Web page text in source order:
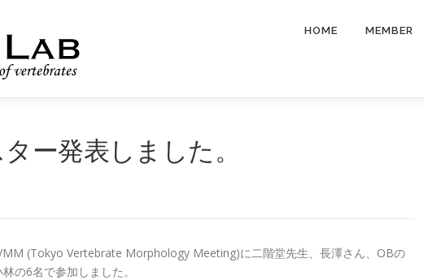
HOME MEMBER
ー発表しました。
(Tokyo Vertebrate Morphology Meeting)に二階堂先生、長澤さん、OBの
の6名で参加しました。